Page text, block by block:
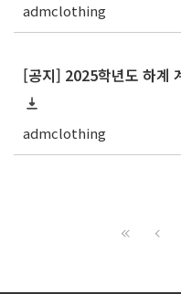
admclothing
admclothing